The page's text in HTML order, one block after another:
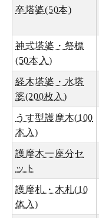
卒塔婆(50本)
神式塔婆・祭標
(50本入)
経木塔婆・水塔
婆(200枚入)
うす型護摩木(100
本入)
護摩木一座分セ
ット
護摩札・木札(10
体入)